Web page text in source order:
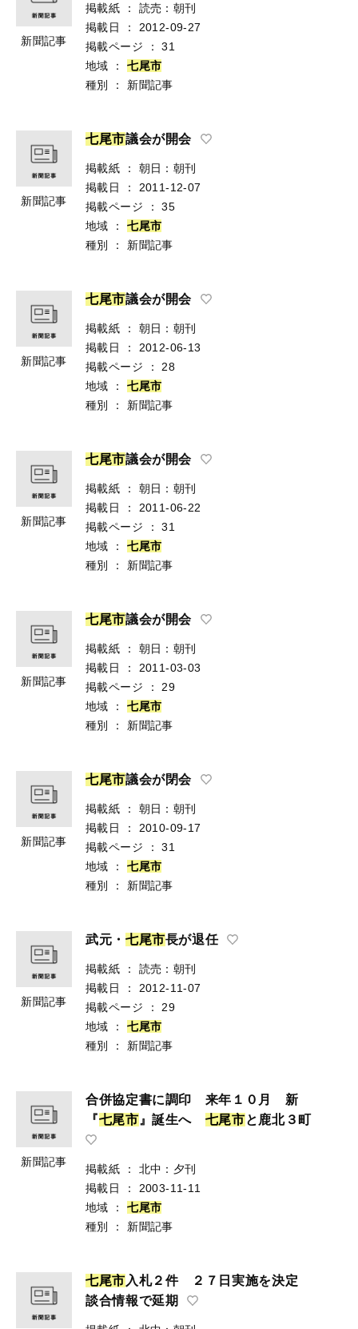
新聞記事
掲載紙 ：
読売：朝刊
掲載日
：
2012-09-27
掲載ページ
：
31
地域
： 七尾市
種別
： 新聞記事
新聞記事
七尾市議会が開会
掲載紙 ：
朝日：朝刊
掲載日
：
2011-12-07
掲載ページ
：
35
地域
： 七尾市
種別
： 新聞記事
新聞記事
七尾市議会が開会
掲載紙 ：
朝日：朝刊
掲載日
：
2012-06-13
掲載ページ
：
28
地域
： 七尾市
種別
： 新聞記事
新聞記事
七尾市議会が開会
掲載紙 ：
朝日：朝刊
掲載日
：
2011-06-22
掲載ページ
：
31
地域
： 七尾市
種別
： 新聞記事
新聞記事
七尾市議会が開会
掲載紙 ：
朝日：朝刊
掲載日
：
2011-03-03
掲載ページ
：
29
地域
： 七尾市
種別
： 新聞記事
新聞記事
七尾市議会が閉会
掲載紙 ：
朝日：朝刊
掲載日
：
2010-09-17
掲載ページ
：
31
地域
： 七尾市
種別
： 新聞記事
新聞記事
武元・ 七尾市長が退任
掲載紙 ：
読売：朝刊
掲載日
：
2012-11-07
掲載ページ
：
29
地域
： 七尾市
種別
： 新聞記事
新聞記事
合併協定書に調印 来年１０月 新
『七尾市 』誕生へ 七尾市と鹿北３町
掲載紙 ：
北中：夕刊
掲載日
：
2003-11-11
地域
： 七尾市
種別
： 新聞記事
七尾市 入札２件 ２７日実施を決定
談合情報で延期